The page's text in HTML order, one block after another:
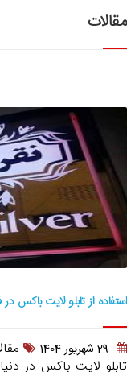
مقالات
استفاده از تابلو لایت باکس
29 شهريور 1404
تابلو لایت باکس در